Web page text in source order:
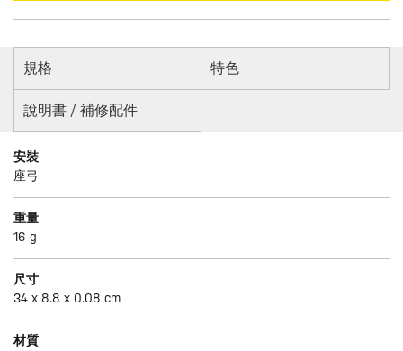
規格 特色
說明書 / 補修配件
安裝
座弓
重量
16 g
尺寸
34 x 8.8 x 0.08 cm
材質